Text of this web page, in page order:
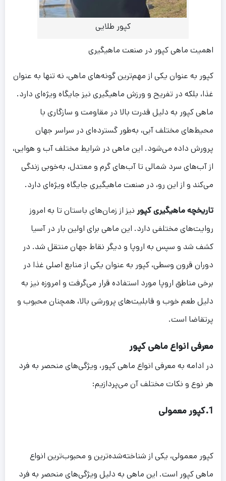
کپور طلایی
اهمیت ماهی کپور در صنعت ماهیگیری
کپور به عنوان یکی از مهم‌ترین گونه‌های ماهی، نه تنها به عنوان
غذا، بلکه در تفریح و ورزش ماهیگیری نیز جایگاه ویژه‌ای دارد.
ماهی کپور به دلیل قدرت بالا در مقاومت و سازگاری با
محیط‌های مختلف آبی، به‌طور گسترده‌ای در سراسر جهان
پرورش داده می‌شود. این ماهی در شرایط مختلف آب و هوایی،
از آب‌های سرد شمالی تا آب‌های گرم و معتدل، به‌خوبی زندگی
می‌کند و از این رو، در صنعت ماهیگیری جایگاه ویژه‌ای دارد.
تاریخچه ماهیگیری کپور نیز از زمان‌های باستان تا به امروز
روایت‌های مختلفی دارد. این ماهی برای اولین بار در آسیا
کشف شد و سپس به اروپا و دیگر نقاط جهان منتقل شد. در
دوران قرون وسطی، کپور به عنوان یکی از منابع اصلی غذا در
برخی مناطق اروپا مورد استفاده قرار می‌گرفت و امروزه نیز به
دلیل طعم خوب و قابلیت‌های پرورشی بالا، همچنان محبوب و
پرتقاضا است.
معرفی انواع ماهی کپور
در ادامه به معرفی انواع ماهی کپور، ویژگی‌های منحصر به فرد
هر نوع و نکات مختلف آن می‌پردازیم:
1.کپور معمولی
کپور معمولی، یکی از شناخته‌شده‌ترین و محبوب‌ترین انواع
ماهی کپور است. این ماهی به دلیل ویژگی‌های منحصر به فرد